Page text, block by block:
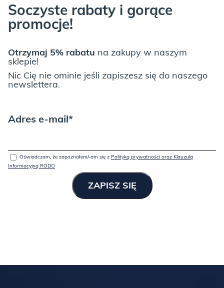
Soczyste rabaty i gorące
promocje!
Otrzymaj 5% rabatu na zakupy w naszym
sklepie!
Nic Cię nie ominie jeśli zapiszesz się do naszego
newslettera.
Adres e-mail*
Oświadczam, że zapoznałem/-am się z Polityką prywatności oraz Klauzulą
Informacyjną RODO